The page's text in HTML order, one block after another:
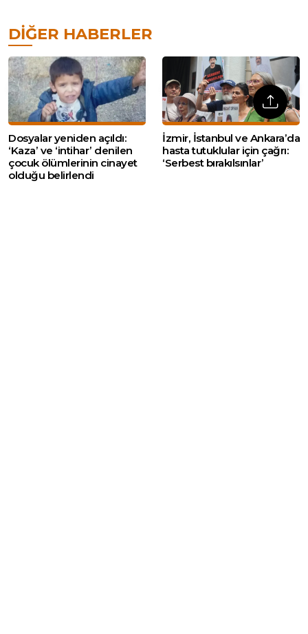
DIĞER HABERLER
Dosyalar yeniden açıldı:
‘Kaza’ ve ‘intihar’ denilen
çocuk ölümlerinin cinayet
olduğu belirlendi
İzmir, İstanbul ve Ankara’da
hasta tutuklular için çağrı:
‘Serbest bırakılsınlar’